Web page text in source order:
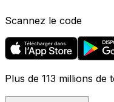
Scannez le code
Plus de 113 millions